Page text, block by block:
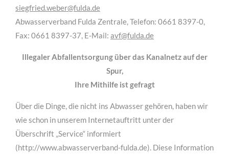
siegfried.weber@fulda.de
Abwasserverband Fulda Zentrale, Telefon: 0661 8397-0,
Fax: 0661 8397-37, E-Mail: avf@fulda.de
Illegaler Abfallentsorgung über das Kanalnetz auf der
Spur,
Ihre Mithilfe ist gefragt
Über die Dinge, die nicht ins Abwasser gehören, haben wir
wie schon in unserem Internetauftritt unter der
Überschrift „Service“ informiert
(http://www.abwasserverband-fulda.de). Diese Information